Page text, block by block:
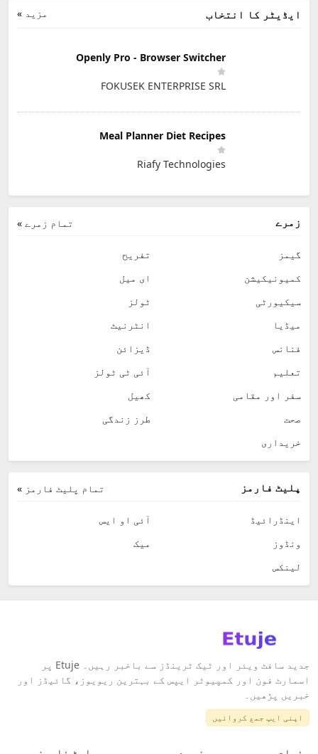
مزید » ایڈیٹر کا انتخاب
Openly Pro - Browser Switcher
FOKUSEK ENTERPRISE SRL
Meal Planner Diet Recipes
Riafy Technologies
تمام زمرے » زمرے
گیمز
تفریح
کمیونیکیشن
ای میل
سیکیورٹی
ٹولز
میڈیا
انٹرنیٹ
فنانس
ڈیزائن
تعلیم
آئی ٹی ٹولز
سفر اور مقامی
کھیل
صحت
طرز زندگی
خریداری
تمام پلیٹ فارمز » پلیٹ فارمز
اینڈرائیڈ
آئی او ایس
ونڈوز
میک
لینکس
جدید سافٹ ویئر اور ٹیک ٹرینڈز سے باخبر رہیں۔ Etuje پر
اسمارٹ فون اور کمپیوٹر ایپس کے بہترین ریویوز، گائیڈز اور
خبریں پڑھیں۔
اپنی ایپ جمع کروائیں